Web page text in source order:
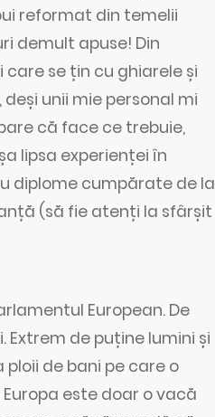
reformat din temelii
demult apuse! Din
se țin cu ghiarele și
unii mie personal mi
că face ce trebuie,
lipsa experienței în
diplome cumpărate de la
(să fie atenți la sfârșit
European. De
de puține lumini și
de bani pe care o
este doar o vacă